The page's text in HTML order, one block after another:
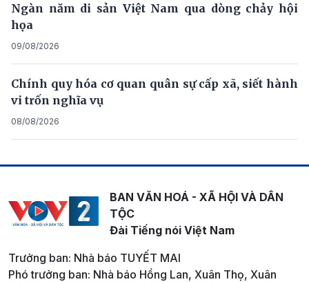
Ngàn năm di sản Việt Nam qua dòng chảy hội
họa
09/08/2026
Chính quy hóa cơ quan quân sự cấp xã, siết hành
vi trốn nghĩa vụ
08/08/2026
BAN VĂN HOÁ - XÃ HỘI VÀ DÂN
TỘC
Đài Tiếng nói Việt Nam
Trưởng ban: Nhà báo TUYẾT MAI
Phó trưởng ban: Nhà báo Hồng Lan, Xuân Thọ, Xuân